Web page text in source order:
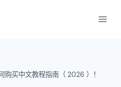
购买中文教程指南（ 2026 ）！